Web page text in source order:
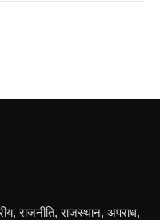
राजनीति, राजस्थान, अपराध,